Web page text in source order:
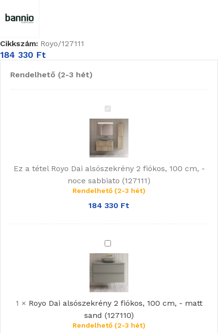
Cikkszám: Royo/127111
184 330 Ft
Rendelhető (2-3 hét)
Royo
Dai
2
fiókos,
100
cm,
-
noce
Ez a tétel Royo Dai alsószekrény 2 fiókos, 100 cm, -
noce sabbiato (127111)
Rendelhető (2-3 hét)
184 330 Ft
Royo
Dai
alsószekrény
fiókos,
100
cm,
-
1 × Royo Dai alsószekrény 2 fiókos, 100 cm, - matt
sand (127110)
Rendelhető (2-3 hét)